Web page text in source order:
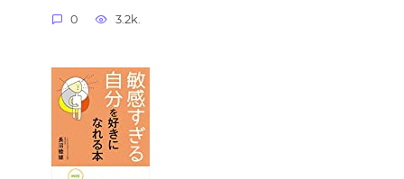
0 3.2k.